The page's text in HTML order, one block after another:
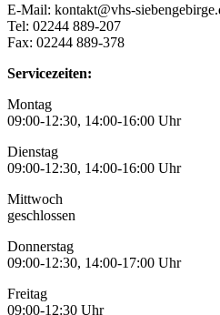
E-Mail: kontakt@vhs-
Tel: 02244 889-207
Fax: 02244 889-378
Servicezeiten:
Montag
09:00-12:30, 14:00-16:00 Uhr
Dienstag
09:00-12:30, 14:00-16:00 Uhr
Mittwoch
geschlossen
Donnerstag
09:00-12:30, 14:00-17:00 Uhr
Freitag
09:00-12:30 Uhr